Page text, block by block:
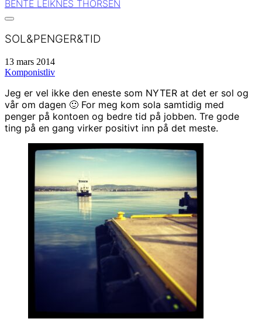
BENTE LEIKNES THORSEN
SOL&PENGER&TID
13 mars 2014
Komponistliv
Jeg er vel ikke den eneste som NYTER at det er sol og
vår om dagen 🙂 For meg kom sola samtidig med
penger på kontoen og bedre tid på jobben. Tre gode
ting på en gang virker positivt inn på det meste.